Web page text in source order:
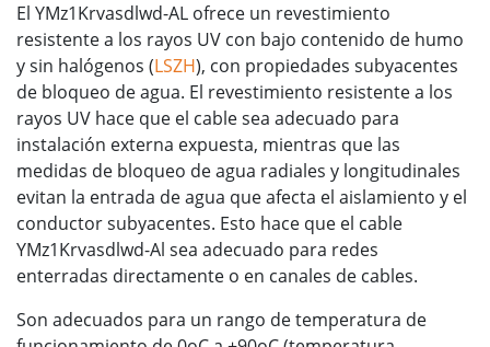
El YMz1Krvasdlwd-AL ofrece un revestimiento
resistente a los rayos UV con bajo contenido de humo
y sin halógenos (LSZH), con propiedades subyacentes
de bloqueo de agua. El revestimiento resistente a los
rayos UV hace que el cable sea adecuado para
instalación externa expuesta, mientras que las
medidas de bloqueo de agua radiales y longitudinales
evitan la entrada de agua que afecta el aislamiento y el
conductor subyacentes. Esto hace que el cable
YMz1Krvasdlwd-Al sea adecuado para redes
enterradas directamente o en canales de cables.
Son adecuados para un rango de temperatura de